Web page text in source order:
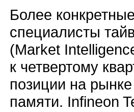
Более
специалисты
(Market
к четвертому
позиции на
памяти. Infineon